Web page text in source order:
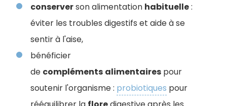
conserverson alimentation habituelle:
éviter les troubles digestifs et aide à se
sentir à l'aise,
bénéficier
de compléments alimentaires pour
soutenir l'organisme : probiotiques pour